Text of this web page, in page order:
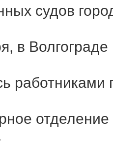
судов
в
работниками